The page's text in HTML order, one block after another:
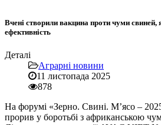
Вчені створили вакцина проти чуми свиней,
ефективність
Деталі
Аграрні новини
11 листопада 2025
878
На форумі «Зерно. Свині. М’ясо –
прорив у боротьбі з африканською